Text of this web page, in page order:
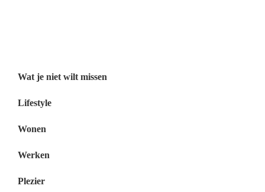
Wat je niet wilt missen
Lifestyle
Wonen
Werken
Plezier